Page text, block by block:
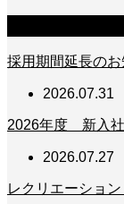
採用期間延長の
2026.07.31
2026年度 新入社
2026.07.27
レクリエーショ